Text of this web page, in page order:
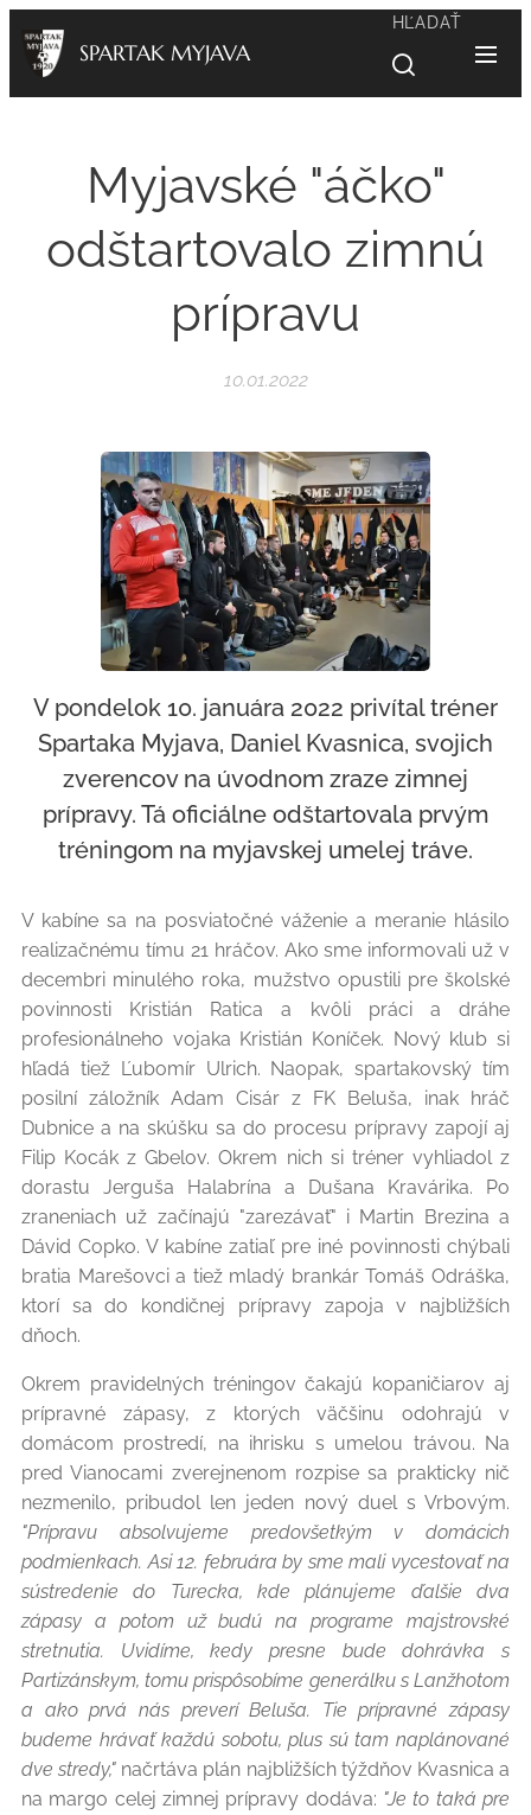
SPARTAK MYJAVA
HĽADAŤ
Myjavské "áčko"
odštartovalo zimnú
prípravu
10.01.2022
V pondelok 10. januára 2022 privítal tréner
Spartaka Myjava, Daniel Kvasnica, svojich
zverencov na úvodnom zraze zimnej
prípravy. Tá oficiálne odštartovala prvým
tréningom na myjavskej umelej tráve.
V kabíne sa na posviatočné váženie a meranie hlásilo
realizačnému tímu 21 hráčov. Ako sme informovali už v
decembri minulého roka, mužstvo opustili pre školské
povinnosti Kristián Ratica a kvôli práci a dráhe
profesionálneho vojaka Kristián Koníček. Nový klub si
hľadá tiež Ľubomír Ulrich. Naopak, spartakovský tím
posilní záložník Adam Cisár z FK Beluša, inak hráč
Dubnice a na skúšku sa do procesu prípravy zapojí aj
Filip Kocák z Gbelov. Okrem nich si tréner vyhliadol z
dorastu Jerguša Halabrína a Dušana Kravárika. Po
zraneniach už začínajú "zarezávať" i Martin Brezina a
Dávid Copko. V kabíne zatiaľ pre iné povinnosti chýbali
bratia Marešovci a tiež mladý brankár Tomáš Odráška,
ktorí sa do kondičnej prípravy zapoja v najbližších
dňoch.
Okrem pravidelných tréningov čakajú kopaničiarov aj
prípravné zápasy, z ktorých väčšinu odohrajú v
domácom prostredí, na ihrisku s umelou trávou. Na
pred Vianocami zverejnenom rozpise sa prakticky nič
nezmenilo, pribudol len jeden nový duel s Vrbovým.
"Prípravu absolvujeme predovšetkým v domácich
podmienkach. Asi 12. februára by sme mali vycestovať na
sústredenie do Turecka, kde plánujeme ďalšie dva
zápasy a potom už budú na programe majstrovské
stretnutia. Uvidíme, kedy presne bude dohrávka s
Partizánskym, tomu prispôsobíme generálku s Lanžhotom
a ako prvá nás preverí Beluša. Tie prípravné zápasy
budeme hrávať každú sobotu, plus sú tam naplánované
dve stredy," načrtáva plán najbližších týždňov Kvasnica a
na margo celej zimnej prípravy dodáva: "Je to taká pre